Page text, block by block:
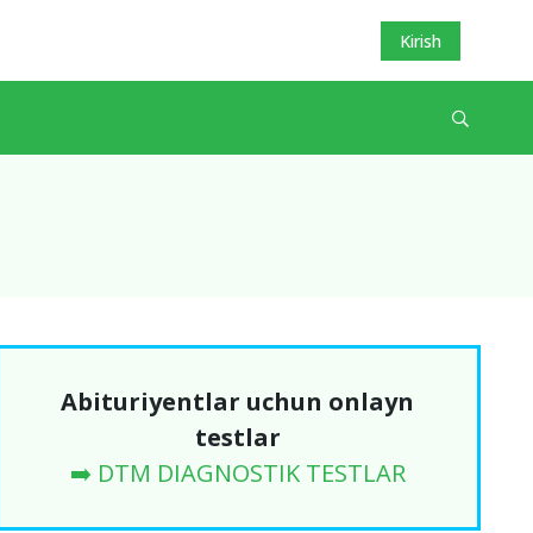
Kirish
Abituriyentlar uchun onlayn
testlar
➡️ DTM DIAGNOSTIK TESTLAR